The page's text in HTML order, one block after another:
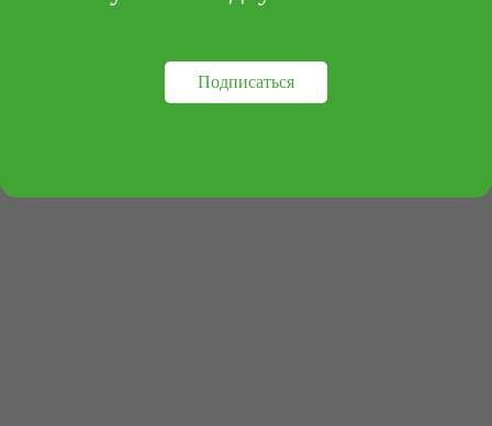
Реквизиты
Подписаться